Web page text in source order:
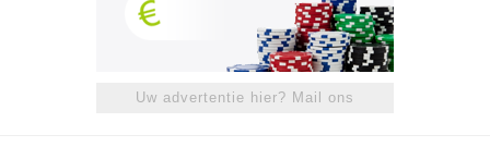
Uw advertentie hier? Mail ons